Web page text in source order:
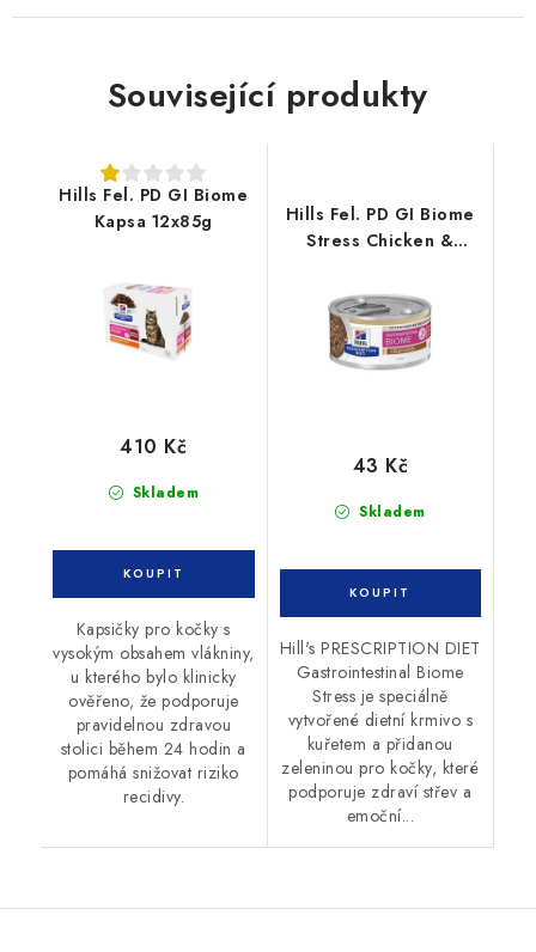
Související produkty
Hills Fel. PD GI Biome
Kapsa 12x85g
Skladem
410 Kč
Kapsičky pro kočky s
vysokým obsahem vlákniny,
u kterého bylo klinicky
ověřeno, že podporuje
pravidelnou zdravou
stolici během 24 hodin a
pomáhá snižovat riziko
recidivy.
Hills Fel. PD GI Biome
Stress Chicken &
82g
Skladem
43 Kč
Hill's PRESCRIPTION DIET
Gastrointestinal Biome
Stress je speciálně
vytvořené dietní krmivo s
kuřetem a přidanou
zeleninou pro kočky, které
podporuje zdraví střev a
emoční...